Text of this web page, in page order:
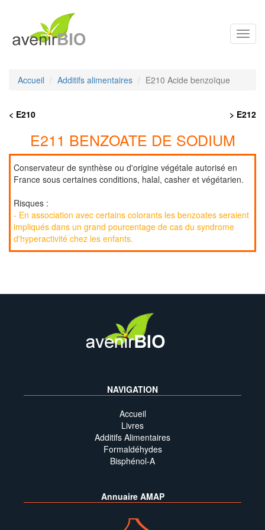
Accueil Additifs alimentaires E210 Acide benzoïque
< E210 > E212
E211 BENZOATE DE SODIUM
Conservateur de synthèse ou d'origine végétale autorisé en
France sous certaines conditions, halal, casher et végétarien.
Risques :
- En association avec certains colorants les benzoates seraient
impliqués dans un grand pourcentage de cas du syndrome
d'hyperactivité chez les enfants.
NAVIGATION
Accueil
Livres
Additifs Alimentaires
Formaldéhydes
Bisphénol-A
Annuaire AMAP